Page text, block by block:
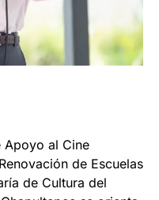
Apoyo al Cine
de Escuelas
de Cultura del